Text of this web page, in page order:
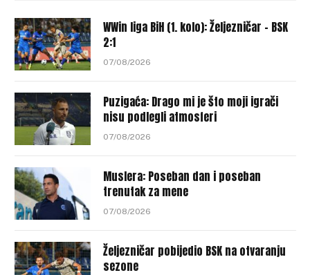
WWin liga BiH (1. kolo): Željezničar – BSK
2:1
07/08/2026
Puzigaća: Drago mi je što moji igrači
nisu podlegli atmosferi
07/08/2026
Muslera: Poseban dan i poseban
trenutak za mene
07/08/2026
Željezničar pobijedio BSK na otvaranju
sezone